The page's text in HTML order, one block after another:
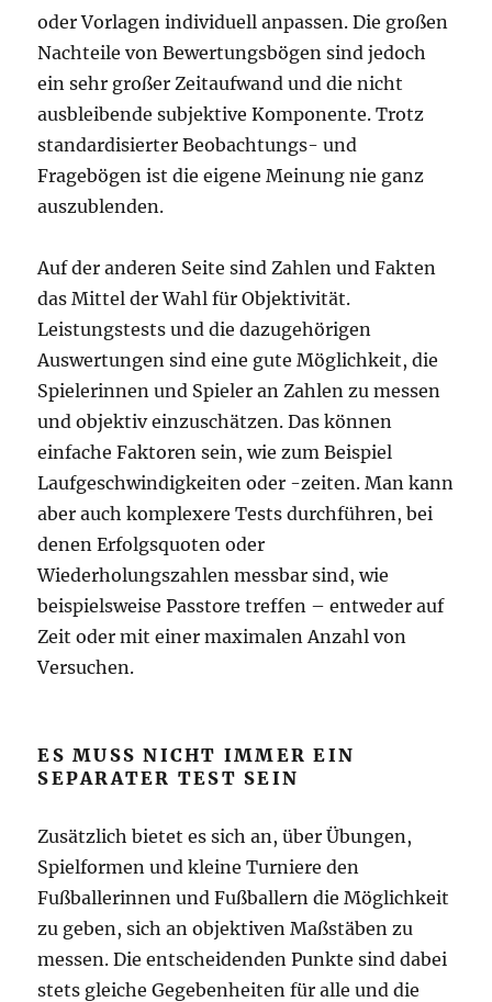
oder Vorlagen individuell anpassen. Die großen
Nachteile von Bewertungsbögen sind jedoch
ein sehr großer Zeitaufwand und die nicht
ausbleibende subjektive Komponente. Trotz
standardisierter Beobachtungs- und
Fragebögen ist die eigene Meinung nie ganz
auszublenden.
Auf der anderen Seite sind Zahlen und Fakten
das Mittel der Wahl für Objektivität.
Leistungstests und die dazugehörigen
Auswertungen sind eine gute Möglichkeit, die
Spielerinnen und Spieler an Zahlen zu messen
und objektiv einzuschätzen. Das können
einfache Faktoren sein, wie zum Beispiel
Laufgeschwindigkeiten oder -zeiten. Man kann
aber auch komplexere Tests durchführen, bei
denen Erfolgsquoten oder
Wiederholungszahlen messbar sind, wie
beispielsweise Passtore treffen – entweder auf
Zeit oder mit einer maximalen Anzahl von
Versuchen.
ES MUSS NICHT IMMER EIN
SEPARATER TEST SEIN
Zusätzlich bietet es sich an, über Übungen,
Spielformen und kleine Turniere den
Fußballerinnen und Fußballern die Möglichkeit
zu geben, sich an objektiven Maßstäben zu
messen. Die entscheidenden Punkte sind dabei
stets gleiche Gegebenheiten für alle und die